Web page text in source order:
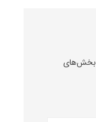
بخش‌های